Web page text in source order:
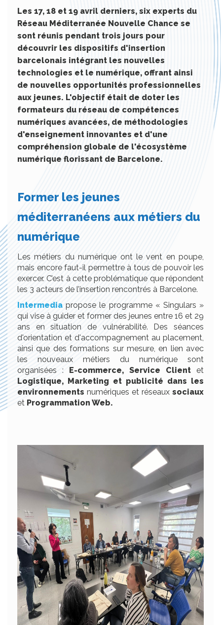
Les 17, 18 et 19 avril derniers, six experts du
Réseau Méditerranée Nouvelle Chance se
sont réunis pendant trois jours pour
découvrir les dispositifs d'insertion
barcelonais intégrant les nouvelles
technologies et le numérique, offrant ainsi
de nouvelles opportunités professionnelles
aux jeunes. L'objectif était de doter les
formateurs du réseau de compétences
numériques avancées, de méthodologies
d'enseignement innovantes et d'une
compréhension globale de l'écosystème
numérique florissant de Barcelone.
Former les jeunes
méditerranéens aux métiers du
numérique
Les métiers du numérique ont le vent en poupe,
mais encore faut-il permettre à tous de pouvoir les
exercer. C’est à cette problématique que répondent
les 3 acteurs de l’insertion rencontrés à Barcelone.
Intermedia propose le programme « Singulars »
qui vise à guider et former des jeunes entre 16 et 29
ans en situation de vulnérabilité. Des séances
d'orientation et d'accompagnement au placement,
ainsi que des formations sur mesure, en lien avec
les nouveaux métiers du numérique sont
organisées : E-commerce, Service Client et
Logistique, Marketing et publicité dans les
environnements numériques et réseaux sociaux
et Programmation Web.